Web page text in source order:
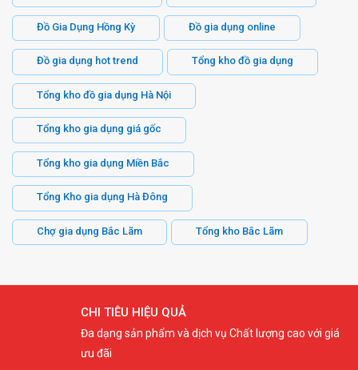
Đồ Gia Dụng Hồng Kỳ Đồ gia dụng online
Đồ gia dụng hot trend Tổng kho đồ gia dụng
Tổng kho đồ gia dụng Hà Nội
Tổng kho gia dụng giá gốc
Tổng kho gia dụng Miền Bắc
Tổng Kho gia dụng Hà Đông
Chợ gia dụng Bắc Lãm Tổng kho Bắc Lãm
CHI TIÊU HIỆU QUẢ
Đa dạng sản phẩm và dịch vụ Chất lượng cao với giá
ưu đãi